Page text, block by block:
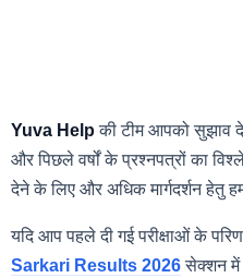
Yuva Help की टीम आपको सुझाव
और पिछले वर्षों के प्रश्नपत्रों का
देने के लिए और अधिक मार्गदर्शन हेतु
यदि आप पहले दी गई परीक्षाओं के
Sarkari Results 2026सेक्शन में